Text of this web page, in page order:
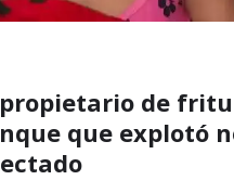
propietario de
que explotó